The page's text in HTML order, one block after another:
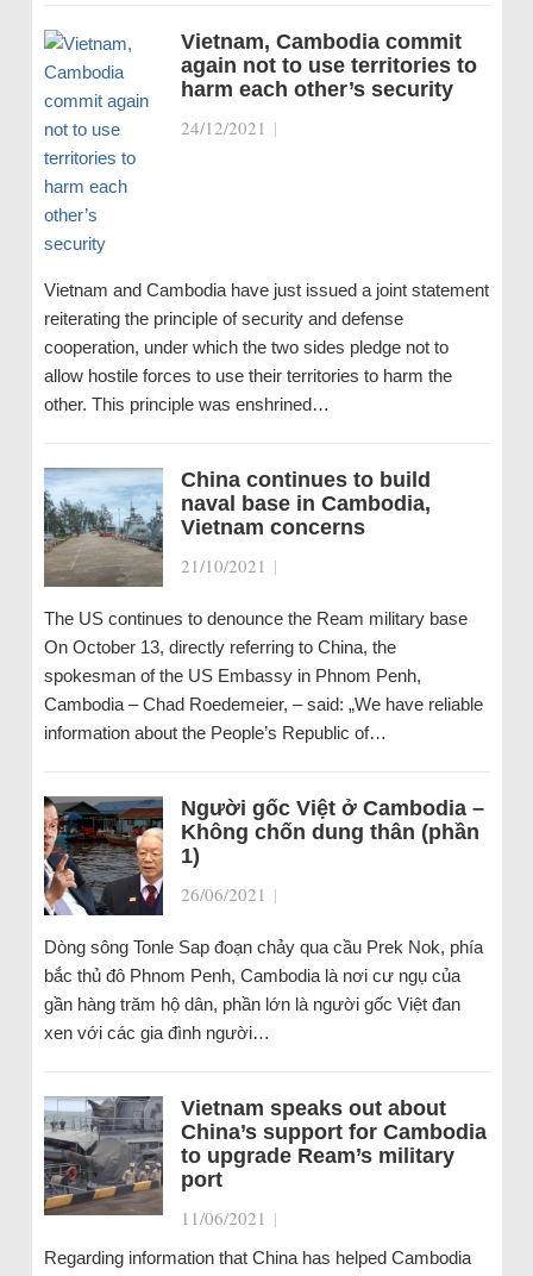
Vietnam, Cambodia commit
again not to use territories to
harm each other’s security
24/12/2021 |
Vietnam and Cambodia have just issued a joint statement
reiterating the principle of security and defense
cooperation, under which the two sides pledge not to
allow hostile forces to use their territories to harm the
other. This principle was enshrined…
China continues to build
naval base in Cambodia,
Vietnam concerns
21/10/2021 |
The US continues to denounce the Ream military base
On October 13, directly referring to China, the
spokesman of the US Embassy in Phnom Penh,
Cambodia – Chad Roedemeier, – said: „We have reliable
information about the People’s Republic of…
Người gốc Việt ở Cambodia –
Không chốn dung thân (phần
1)
26/06/2021 |
Dòng sông Tonle Sap đoạn chảy qua cầu Prek Nok, phía
bắc thủ đô Phnom Penh, Cambodia là nơi cư ngụ của
gần hàng trăm hộ dân, phần lớn là người gốc Việt đan
xen với các gia đình người…
Vietnam speaks out about
China’s support for Cambodia
to upgrade Ream’s military
port
11/06/2021 |
Regarding information that China has helped Cambodia